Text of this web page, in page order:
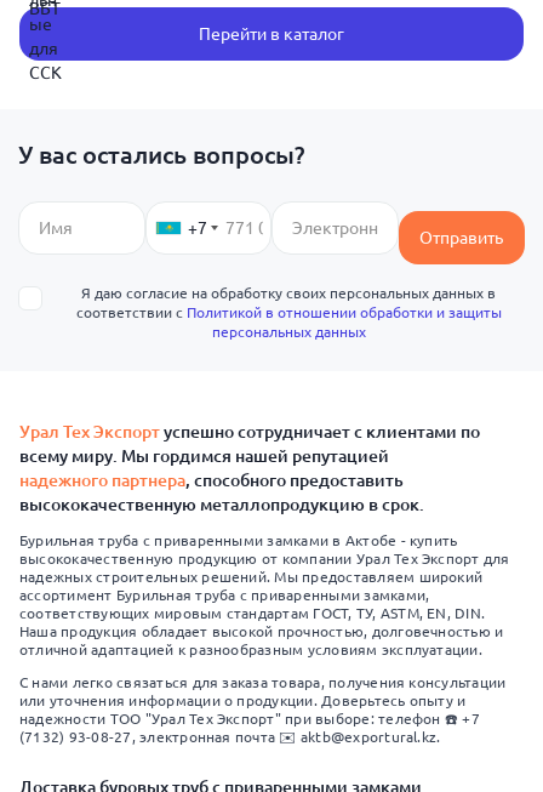
Перейти в каталог
У вас остались вопросы?
+7 Отправить
Я даю согласие на обработку своих персональных данных в
соответствии с Политикой в отношении обработки и защиты
персональных данных
Урал Тех Экспортуспешно сотрудничает с клиентами по
всему миру. Мы гордимся нашей репутацией
надежного партнера, способного предоставить
высококачественную металлопродукцию в срок.
Бурильная труба с приваренными замками в Актобе - купить
высококачественную продукцию от компании Урал Тех Экспорт для
надежных строительных решений. Мы предоставляем широкий
ассортимент Бурильная труба с приваренными замками,
соответствующих мировым стандартам ГОСТ, ТУ, ASTM, EN, DIN.
Наша продукция обладает высокой прочностью, долговечностью и
отличной адаптацией к разнообразным условиям эксплуатации.
С нами легко связаться для заказа товара, получения консультации
или уточнения информации о продукции. Доверьтесь опыту и
надежности ТОО "Урал Тех Экспорт" при выборе: телефон ☎️ +7
(7132) 93-08-27, электронная почта ✉️ aktb@exportural.kz.
Доставка буровых труб с приваренными замками